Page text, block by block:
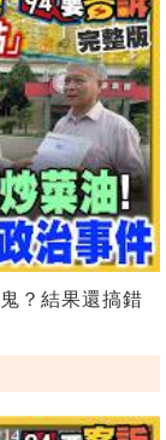
？結果還搞錯